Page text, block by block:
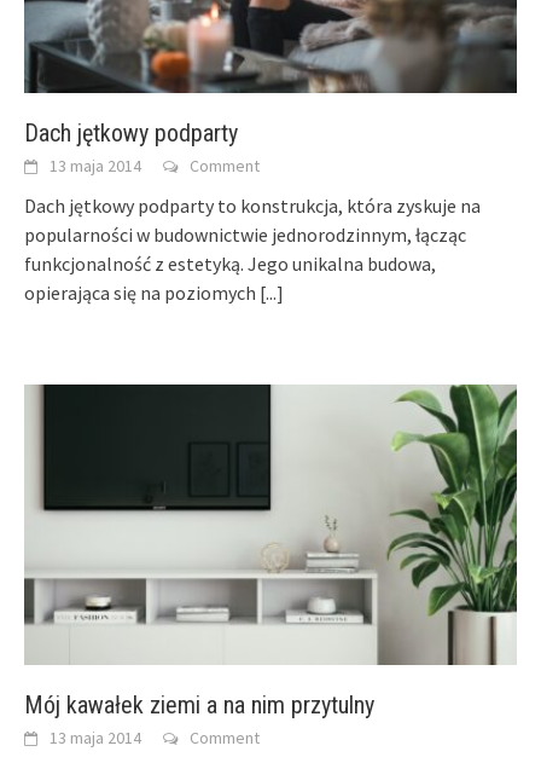
Dach jętkowy podparty
13 maja 2014 Comment
Dach jętkowy podparty to konstrukcja, która zyskuje na
popularności w budownictwie jednorodzinnym, łącząc
funkcjonalność z estetyką. Jego unikalna budowa,
opierająca się na poziomych [...]
Mój kawałek ziemi a na nim przytulny
13 maja 2014 Comment